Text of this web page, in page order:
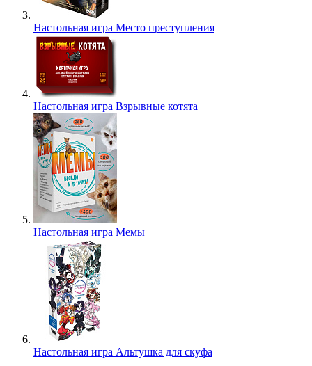
Настольная игра Место преступления
Настольная игра Взрывные котята
Настольная игра Мемы
Настольная игра Альтушка для скуфа